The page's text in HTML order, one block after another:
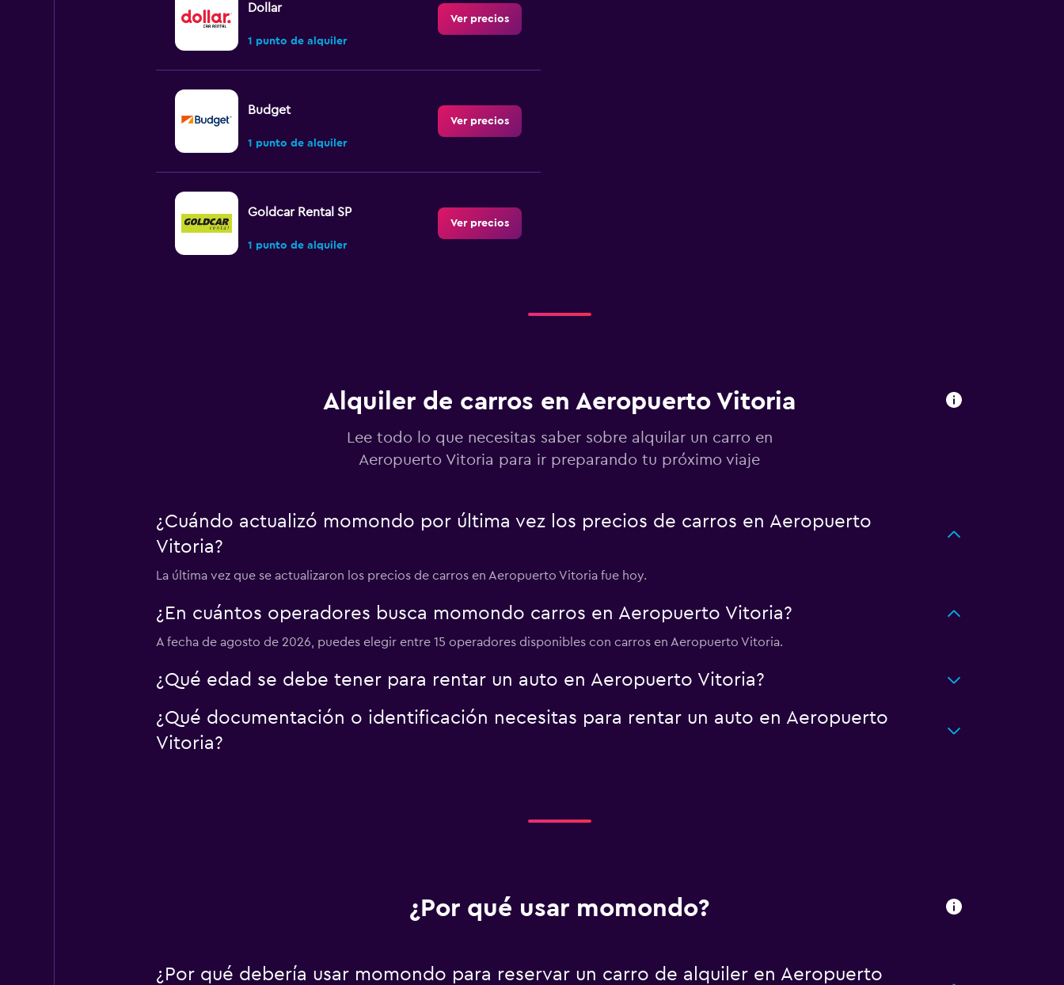
Dollar
1 punto de alquiler
Ver precios
Budget
1 punto de alquiler
Ver precios
Goldcar Rental SP
1 punto de alquiler
Ver precios
Ver precios
1 punto de alquiler
Alquiler de carros en Aeropuerto Vitoria
Lee todo lo que necesitas saber sobre alquilar un carro en
Aeropuerto Vitoria para ir preparando tu próximo viaje
¿Cuándo actualizó momondo por última vez los precios de carros en Aeropuerto
Vitoria?
La última vez que se actualizaron los precios de carros en Aeropuerto Vitoria fue hoy.
¿En cuántos operadores busca momondo carros en Aeropuerto Vitoria?
A fecha de agosto de 2026, puedes elegir entre 15 operadores disponibles con carros en Aeropuerto Vitoria.
¿Qué edad se debe tener para rentar un auto en Aeropuerto Vitoria?
¿Qué documentación o identificación necesitas para rentar un auto en Aeropuerto
Vitoria?
¿Por qué usar momondo?
¿Por qué debería usar momondo para reservar un carro de alquiler en Aeropuerto